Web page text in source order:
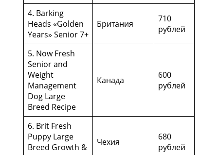
4. Barking
Heads «Golden
Years» Senior 7+
Британия
710
рублей
5. Now Fresh
Senior and
Weight
Management
Dog Large
Breed Recipe
Канада
600
рублей
6. Brit Fresh
Puppy Large
Breed Growth &
Чехия
680
рублей